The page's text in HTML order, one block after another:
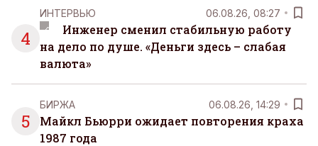
4
ИНТЕРВЬЮ 06.08.26, 08:27
Инженер сменил стабильную работу
на дело по душе. «Деньги здесь – слабая
валюта»
5
БИРЖА 06.08.26, 14:29
Майкл Бьюрри ожидает повторения краха
1987 года